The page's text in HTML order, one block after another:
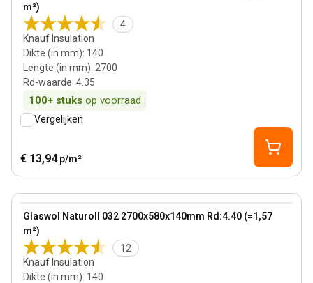
m²)
4
Knauf Insulation
Dikte (in mm): 140
Lengte (in mm): 2700
Rd-waarde: 4.35
100+ stuks op voorraad
Vergelijken
€ 13,94 p/m²
Glaswol Naturoll 032 2700x580x140mm Rd:4.40 (=1,57
m²)
12
Knauf Insulation
Dikte (in mm): 140
View product